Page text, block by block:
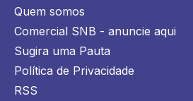
Quem somos
Comercial SNB - anuncie aqui
Sugira uma Pauta
Política de Privacidade
RSS